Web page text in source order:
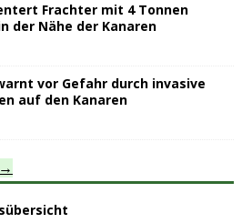
Frachter mit 4 Tonnen
der Nähe der Kanaren
vor Gefahr durch invasive
auf den Kanaren